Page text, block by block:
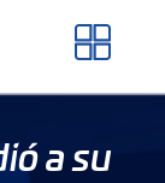
a su